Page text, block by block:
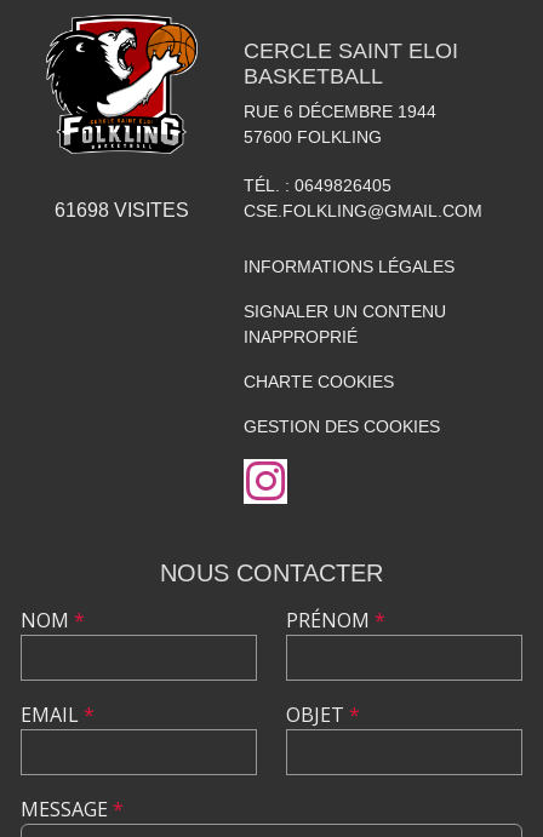
61698VISITES
CERCLE SAINT ELOI
BASKETBALL
RUE 6 DÉCEMBRE 1944
57600 FOLKLING
TÉL. : 0649826405
CSE.FOLKLING@GMAIL.COM
INFORMATIONS LÉGALES
SIGNALER UN CONTENU
INAPPROPRIÉ
CHARTE COOKIES
GESTION DES COOKIES
NOUS CONTACTER
NOM *
EMAIL*
PRÉNOM *
OBJET *
MESSAGE *